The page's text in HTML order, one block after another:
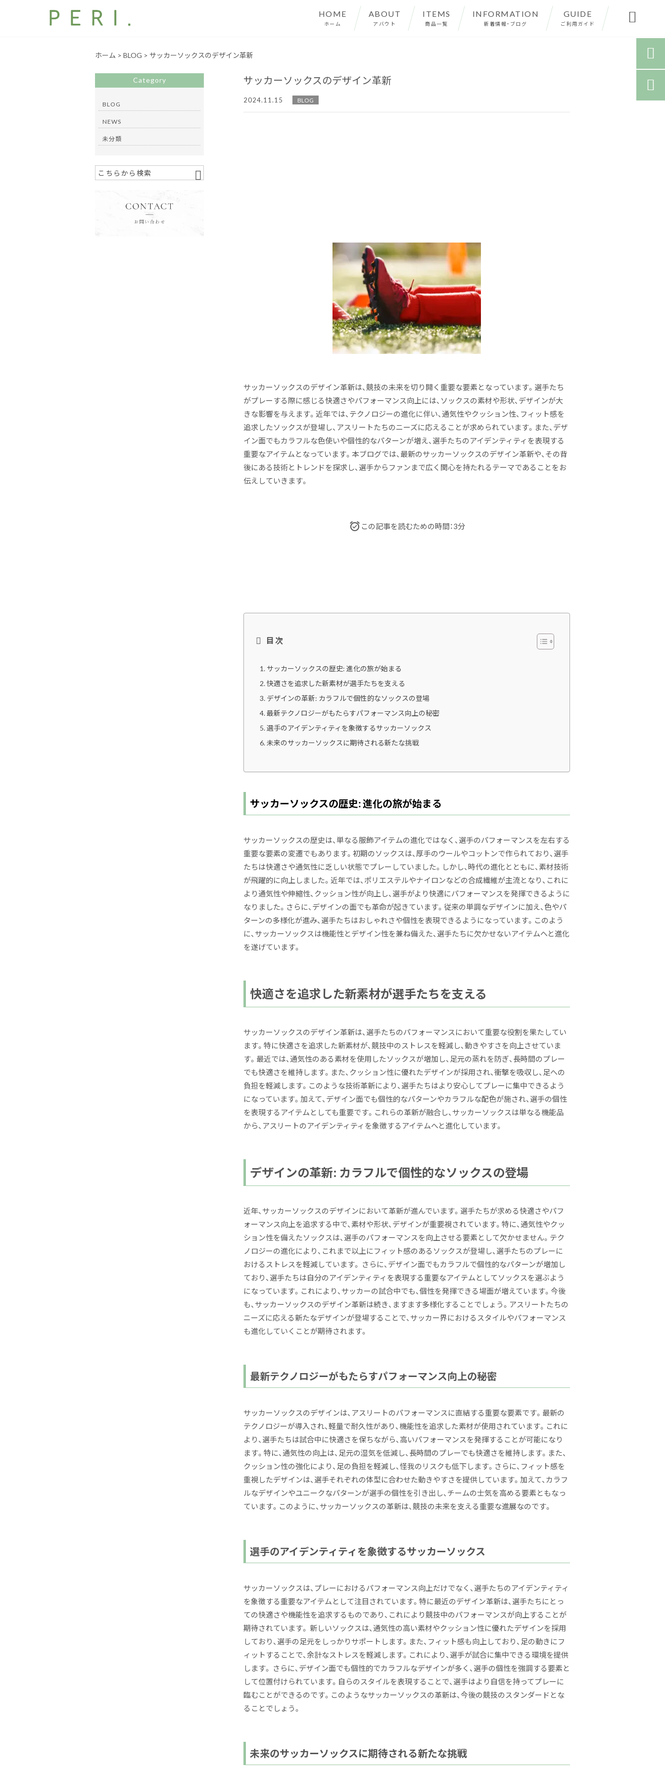
HOME
ホーム
ABOUT
アバウト
ITEMS
商品一覧
INFORMATION
新着情報・ブログ
GUIDE
ご利用ガイド 
ホーム > BLOG > サッカーソックスのデザイン革新
サッカーソックスのデザイン革新
2024.11.15 BLOG
サッカーソックスのデザイン革新は、競技の未来を切り開く重要な要素となっています。選手たち
がプレーする際に感じる快適さやパフォーマンス向上には、ソックスの素材や形状、デザインが大
きな影響を与えます。近年では、テクノロジーの進化に伴い、通気性やクッション性、フィット感を
追求したソックスが登場し、アスリートたちのニーズに応えることが求められています。また、デザ
イン面でもカラフルな色使いや個性的なパターンが増え、選手たちのアイデンティティを表現する
重要なアイテムとなっています。本ブログでは、最新のサッカーソックスのデザイン革新や、その背
後にある技術とトレンドを探求し、選手からファンまで広く関心を持たれるテーマであることをお
伝えしていきます。
この記事を読むための時間：3分
目次
サッカーソックスの歴史: 進化の旅が始まる
快適さを追求した新素材が選手たちを支える
デザインの革新: カラフルで個性的なソックスの登場
最新テクノロジーがもたらすパフォーマンス向上の秘密
選手のアイデンティティを象徴するサッカーソックス
未来のサッカーソックスに期待される新たな挑戦
サッカーソックスの歴史: 進化の旅が始まる
サッカーソックスの歴史は、単なる服飾アイテムの進化ではなく、選手のパフォーマンスを左右する
重要な要素の変遷でもあります。初期のソックスは、厚手のウールやコットンで作られており、選手
たちは快適さや通気性に乏しい状態でプレーしていました。しかし、時代の進化とともに、素材技術
が飛躍的に向上しました。近年では、ポリエステルやナイロンなどの合成繊維が主流となり、これに
より通気性や伸縮性、クッション性が向上し、選手がより快適にパフォーマンスを発揮できるように
なりました。さらに、デザインの面でも革命が起きています。従来の単調なデザインに加え、色やパ
ターンの多様化が進み、選手たちはおしゃれさや個性を表現できるようになっています。このよう
に、サッカーソックスは機能性とデザイン性を兼ね備えた、選手たちに欠かせないアイテムへと進化
を遂げています。
快適さを追求した新素材が選手たちを支える
サッカーソックスのデザイン革新は、選手たちのパフォーマンスにおいて重要な役割を果たしてい
ます。特に快適さを追求した新素材が、競技中のストレスを軽減し、動きやすさを向上させていま
す。最近では、通気性のある素材を使用したソックスが増加し、足元の蒸れを防ぎ、長時間のプレー
でも快適さを維持します。また、クッション性に優れたデザインが採用され、衝撃を吸収し、足への
負担を軽減します。このような技術革新により、選手たちはより安心してプレーに集中できるよう
になっています。加えて、デザイン面でも個性的なパターンやカラフルな配色が施され、選手の個性
を表現するアイテムとしても重要です。これらの革新が融合し、サッカーソックスは単なる機能品
から、アスリートのアイデンティティを象徴するアイテムへと進化しています。
デザインの革新: カラフルで個性的なソックスの登場
近年、サッカーソックスのデザインにおいて革新が進んでいます。選手たちが求める快適さやパフ
ォーマンス向上を追求する中で、素材や形状、デザインが重要視されています。特に、通気性やクッ
ション性を備えたソックスは、選手のパフォーマンスを向上させる要素として欠かせません。テク
ノロジーの進化により、これまで以上にフィット感のあるソックスが登場し、選手たちのプレーに
おけるストレスを軽減しています。 さらに、デザイン面でもカラフルで個性的なパターンが増加し
ており、選手たちは自分のアイデンティティを表現する重要なアイテムとしてソックスを選ぶよう
になっています。これにより、サッカーの試合中でも、個性を発揮できる場面が増えています。今後
も、サッカーソックスのデザイン革新は続き、ますます多様化することでしょう。アスリートたちの
ニーズに応える新たなデザインが登場することで、サッカー界におけるスタイルやパフォーマンス
も進化していくことが期待されます。
最新テクノロジーがもたらすパフォーマンス向上の秘密
サッカーソックスのデザインは、アスリートのパフォーマンスに直結する重要な要素です。最新の
テクノロジーが導入され、軽量で耐久性があり、機能性を追求した素材が使用されています。これに
より、選手たちは試合中に快適さを保ちながら、高いパフォーマンスを発揮することが可能になり
ます。特に、通気性の向上は、足元の湿気を低減し、長時間のプレーでも快適さを維持します。また、
クッション性の強化により、足の負担を軽減し、怪我のリスクも低下します。さらに、フィット感を
重視したデザインは、選手それぞれの体型に合わせた動きやすさを提供しています。加えて、カラフ
ルなデザインやユニークなパターンが選手の個性を引き出し、チームの士気を高める要素ともなっ
ています。このように、サッカーソックスの革新は、競技の未来を支える重要な進展なのです。
選手のアイデンティティを象徴するサッカーソックス
サッカーソックスは、プレーにおけるパフォーマンス向上だけでなく、選手たちのアイデンティティ
を象徴する重要なアイテムとして注目されています。特に最近のデザイン革新は、選手たちにとっ
ての快適さや機能性を追求するものであり、これにより競技中のパフォーマンスが向上することが
期待されています。 新しいソックスは、通気性の高い素材やクッション性に優れたデザインを採用
しており、選手の足元をしっかりサポートします。また、フィット感も向上しており、足の動きにフ
ィットすることで、余計なストレスを軽減します。これにより、選手が試合に集中できる環境を提供
します。 さらに、デザイン面でも個性的でカラフルなデザインが多く、選手の個性を強調する要素と
して位置付けられています。自らのスタイルを表現することで、選手はより自信を持ってプレーに
臨むことができるのです。このようなサッカーソックスの革新は、今後の競技のスタンダードとな
ることでしょう。
未来のサッカーソックスに期待される新たな挑戦
Category
BLOG
NEWS
未分類

